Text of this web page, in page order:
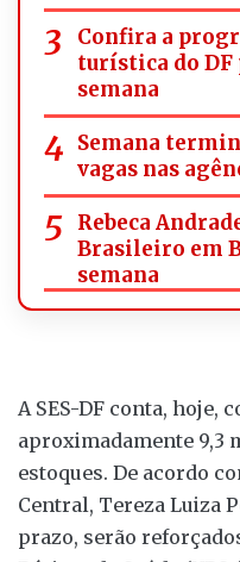
Confira a
turística do DF
semana
Semana
vagas nas
Rebeca
Brasileiro em
semana
A SES-DF conta, hoje,
aproximadamente 9,3
estoques. De acordo
Central, Tereza Luiza
prazo, serão